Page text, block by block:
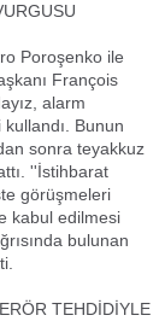
Poroşenko ile
François
alarm
Bunun
sonra teyakkuz
''İstihbarat
görüşmeleri
kabul edilmesi
bulunan
TEHDİDİYLE